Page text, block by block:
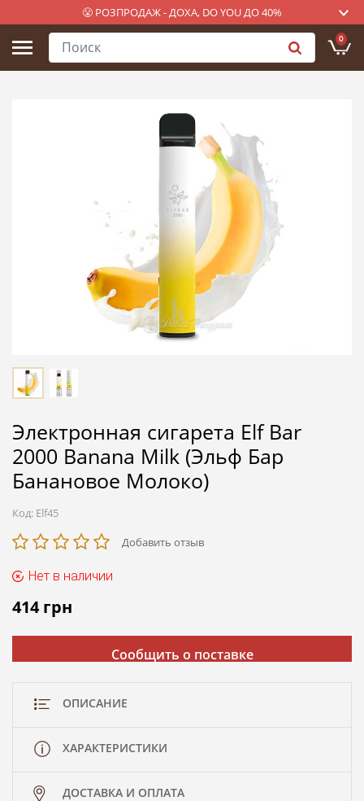
😤 РОЗПРОДАЖ - ДОХА, DO YOU ДО 40%
0
Электронная сигарета Elf Bar
2000 Banana Milk (Эльф Бар
Банановое Молоко)
Код: Elf45
Добавить отзыв
Нет в наличии
414грн
Сообщить о поставке
ОПИСАНИЕ
ХАРАКТЕРИСТИКИ
ДОСТАВКА И ОПЛАТА